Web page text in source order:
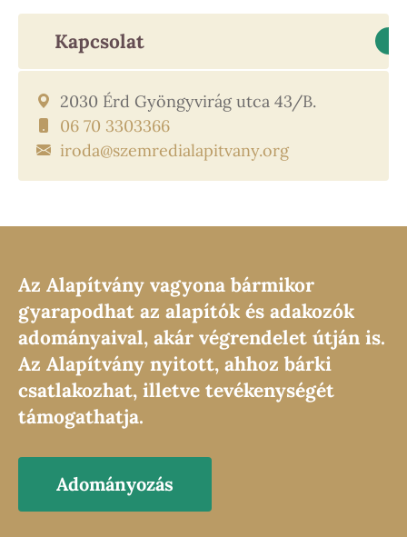
Kapcsolat
2030 Érd Gyöngyvirág utca 43/B.
06 70 3303366
iroda@szemredialapitvany.org
Az Alapítvány vagyona bármikor
gyarapodhat az alapítók és adakozók
adományaival, akár végrendelet útján is.
Az Alapítvány nyitott, ahhoz bárki
csatlakozhat, illetve tevékenységét
támogathatja.
Adományozás